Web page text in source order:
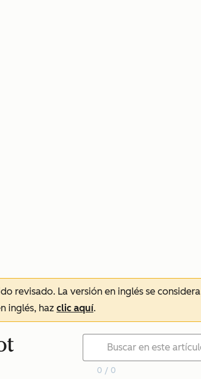
revisado. La versión en inglés se
inglés, haz clic aquí.
0 / 0